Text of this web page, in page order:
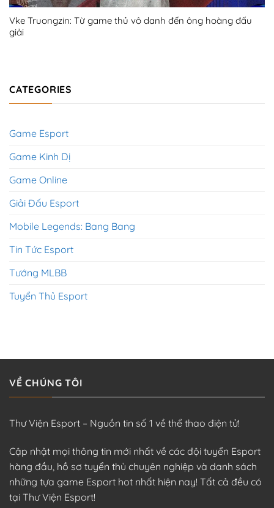
Vke Truongzin: Từ game thủ vô danh đến ông hoàng đấu
giải
CATEGORIES
Game Esport
Game Kinh Dị
Game Online
Giải Đấu Esport
Mobile Legends: Bang Bang
Tin Tức Esport
Tướng MLBB
Tuyển Thủ Esport
VỀ CHÚNG TÔI
Thư Viện Esport – Nguồn tin số 1 về thể thao điện tử!
Cập nhật mọi thông tin mới nhất về các đội tuyển Esport
hàng đầu, hồ sơ tuyển thủ chuyên nghiệp và danh sách
những tựa game Esport hot nhất hiện nay! Tất cả đều có
tại Thư Viện Esport!